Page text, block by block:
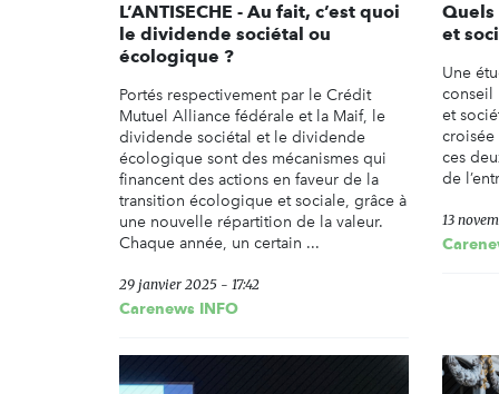
L’ANTISECHE - Au fait, c’est quoi
le dividende sociétal ou
écologique ?
Portés respectivement par le Crédit
Mutuel Alliance fédérale et la Maif, le
dividende sociétal et le dividende
écologique sont des mécanismes qui
financent des actions en faveur de la
transition écologique et sociale, grâce à
une nouvelle répartition de la valeur.
Chaque année, un certain ...
29 janvier 2025 - 17:42
Carenews INFO
et
Une
conseil
et
croisée
ces
de
13